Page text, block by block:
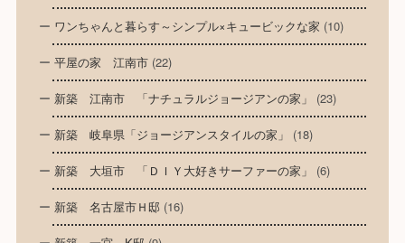
ワンちゃんと暮らす～シンプル×キュービックな家 (10)
平屋の家 江南市(22)
新築 江南市 「ナチュラルジョージアンの家」 (23)
新築 岐阜県「ジョージアンスタイルの家」 (18)
新築 大垣市 「ＤＩＹ大好きサーファーの家」 (6)
新築 名古屋市Ｈ邸(16)